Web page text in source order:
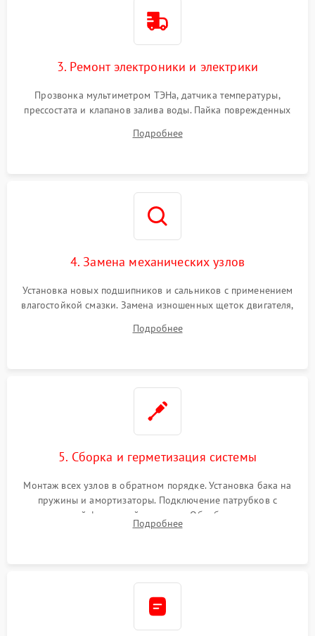
3. Ремонт электроники и электрики
Прозвонка мультиметром ТЭНа, датчика температуры,
прессостата и клапанов залива воды. Пайка поврежденных
Восстановление целостности проводки и контактов.
Подробнее
4. Замена механических узлов
Установка новых подшипников и сальников с применением
влагостойкой смазки. Замена изношенных щеток двигателя,
или поврежденной резиновой манжеты.
Подробнее
5. Сборка и герметизация системы
Монтаж всех узлов в обратном порядке. Установка бака на
пружины и амортизаторы. Подключение патрубков с
надежной фиксацией хомутами. Обработка стыков
герметиком для предотвращения возможных протечек воды.
Подробнее